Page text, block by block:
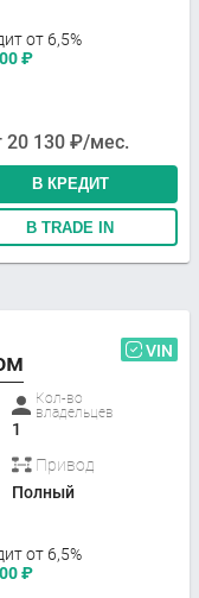
от 6,5%
₽
20 130 ₽/мес.
В КРЕДИТ
В TRADE IN
VIN
Кол-во
владельцев
1
Привод
Полный
от 6,5%
₽